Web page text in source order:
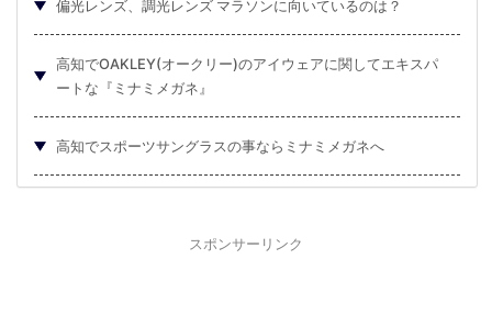
偏光レンズ、調光レンズ マラソンに向いているのは？
高知でOAKLEY(オークリー)のアイウェアに関してエキスパ
ートな『ミナミメガネ』
高知でスポーツサングラスの事ならミナミメガネへ
スポンサーリンク